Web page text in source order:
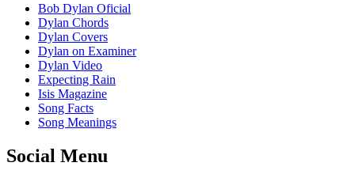
Bob Dylan Oficial
Dylan Chords
Dylan Covers
Dylan on Examiner
Dylan Video
Expecting Rain
Isis Magazine
Song Facts
Song Meanings
Social Menu